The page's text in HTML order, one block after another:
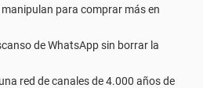
manipulan para comprar más en
de WhatsApp sin borrar la
red de canales de 4.000 años de